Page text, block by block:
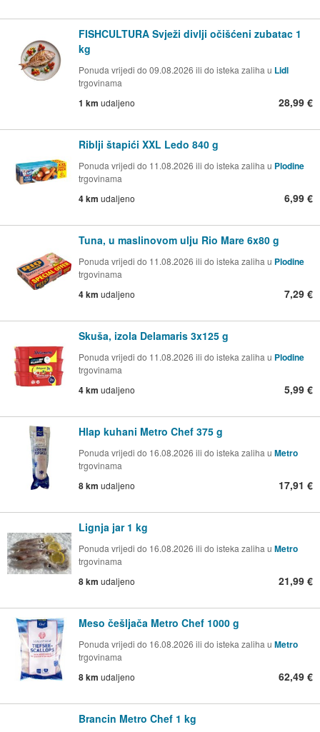
FISHCULTURA Svježi divlji očišćeni zubatac 1
kg
Ponuda vrijedi do 09.08.2026 ili do isteka zaliha u Lidl
trgovinama
1 km udaljeno 28,99 €
Riblji štapići XXL Ledo 840 g
Ponuda vrijedi do 11.08.2026 ili do isteka zaliha u Plodine
trgovinama
4 km udaljeno 6,99 €
Tuna, u maslinovom ulju Rio Mare 6x80 g
Ponuda vrijedi do 11.08.2026 ili do isteka zaliha u Plodine
trgovinama
4 km udaljeno 7,29 €
Skuša, izola Delamaris 3x125 g
Ponuda vrijedi do 11.08.2026 ili do isteka zaliha u Plodine
trgovinama
4 km udaljeno 5,99 €
Hlap kuhani Metro Chef 375 g
Ponuda vrijedi do 16.08.2026 ili do isteka zaliha u Metro
trgovinama
8 km udaljeno 17,91 €
Lignja jar 1 kg
Ponuda vrijedi do 16.08.2026 ili do isteka zaliha u Metro
trgovinama
8 km udaljeno 21,99 €
Meso češljača Metro Chef 1000 g
Ponuda vrijedi do 16.08.2026 ili do isteka zaliha u Metro
trgovinama
8 km udaljeno 62,49 €
Brancin Metro Chef 1 kg